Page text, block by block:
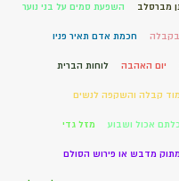
מברסלב השפעת סמים על בני נוער
בקבלה חכמת אדם תאיר פניו
יום האהבה לוחות הברית
קבלה והשקפה לנשים
אכול ושבוע מזל גדי
מתוק מדבש או פירוש הסולם